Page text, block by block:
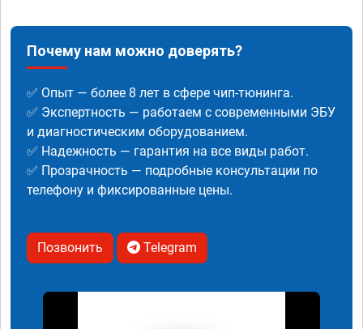
Почему нам можно доверять?
✅ Опыт — более 8 лет в сфере чип-тюнинга.
✅ Экспертность — работаем с современными ЭБУ
и диагностическим оборудованием.
✅ Надежность — гарантия на все виды работ.
✅ Прозрачность — подробные консультации по
телефону и фиксированные цены.
Позвонить Telegram